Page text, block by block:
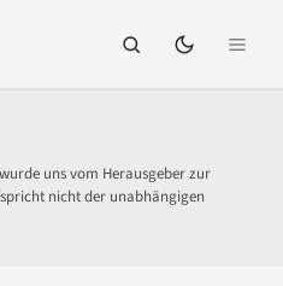
uns vom Herausgeber zur
nicht der unabhängigen